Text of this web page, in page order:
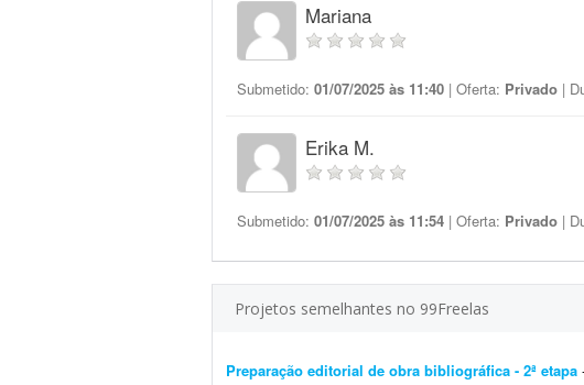
Mariana
Submetido: 01/07/2025 às 11:40 | Oferta: Privado |
Erika M.
Submetido: 01/07/2025 às 11:54 | Oferta: Privado |
Projetos semelhantes no 99Freelas
Preparação editorial de obra bibliográfica - 2ª etapa